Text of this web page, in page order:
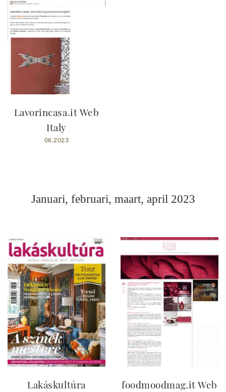
Lavorincasa.it Web
Italy
06.2023
Januari, februari, maart, april 2023
Lakáskultúra
foodmoodmag.it Web